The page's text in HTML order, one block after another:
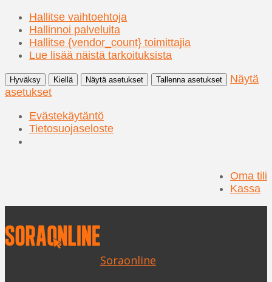
Hallitse vaihtoehtoja
Hallinnoi palveluita
Hallitse {vendor_count} toimittajia
Lue lisää näistä tarkoituksista
Hyväksy Kiellä Näytä asetukset Tallenna asetukset
Näytä
asetukset
Evästekäytäntö
Tietosuojaseloste
Oma tili
Kassa
Soraonline